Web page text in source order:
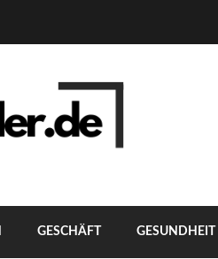
GESCHÄFT GESUNDHEIT